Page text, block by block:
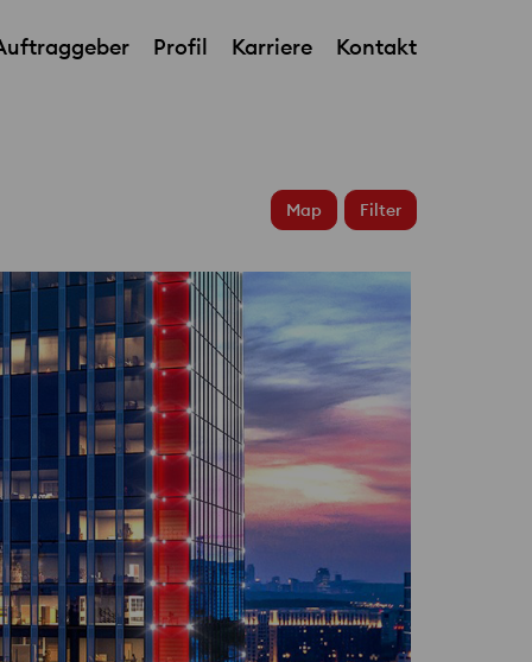
Profil Karriere Kontakt
International Airport
Map Filter